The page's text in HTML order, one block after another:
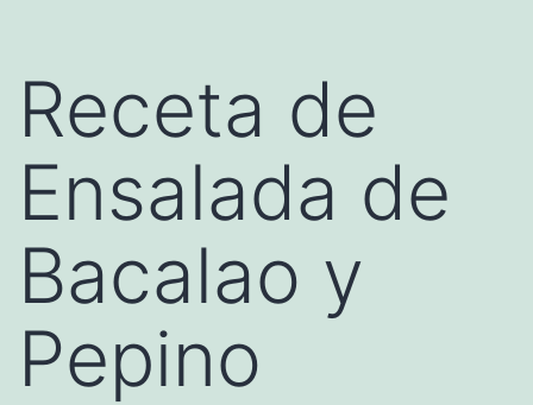
Receta de
Ensalada de
Bacalao y
Pepino